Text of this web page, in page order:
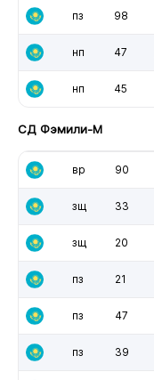
пз 98
нп 47
нп 45
СД Фэмили-М
вр 90
зщ 33
зщ 20
пз 21
пз 47
пз 39